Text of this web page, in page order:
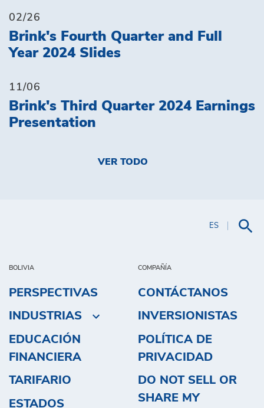
ES
BOLIVIA
PERSPECTIVAS
INDUSTRIAS
EDUCACIÓN
FINANCIERA
TARIFARIO
ESTADOS
COMPAÑÍA
CONTÁCTANOS
INVERSIONISTAS
POLÍTICA DE
PRIVACIDAD
DO NOT SELL OR
SHARE MY
02/26
Brink's Fourth Quarter and Full
Year 2024 Slides
11/06
Brink's Third Quarter 2024 Earnings
Presentation
VER TODO